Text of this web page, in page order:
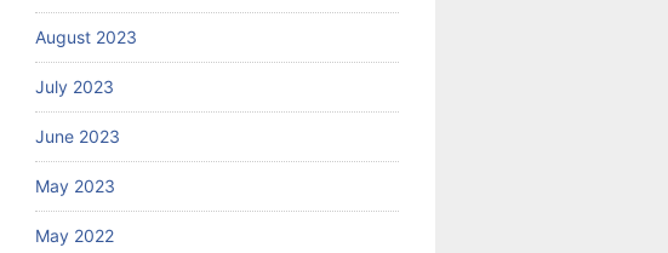
August 2023
July 2023
June 2023
May 2023
May 2022